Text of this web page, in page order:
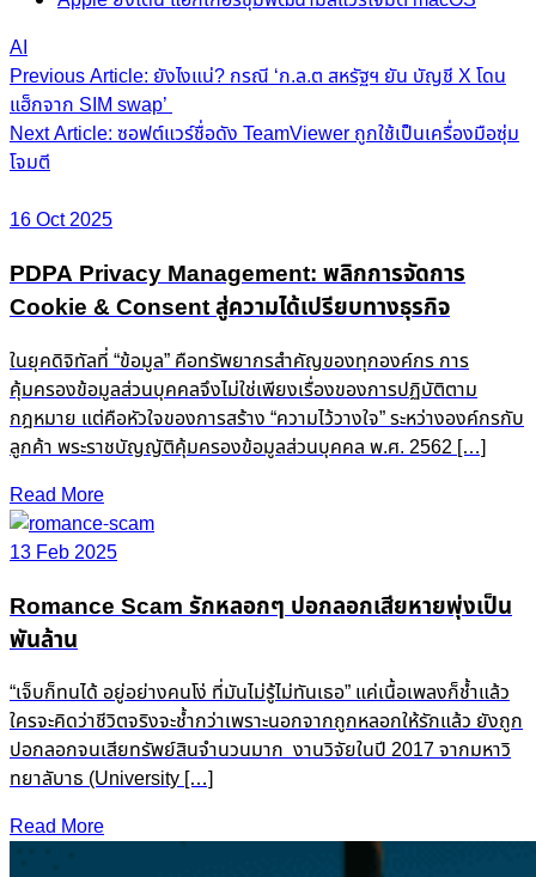
AI
Post
navigation
Previous Article: ยังไงแน่? กรณี ‘ก.ล.ต สหรัฐฯ ยัน บัญชี X โดน
แฮ็กจาก SIM swap’
Next Article: ซอฟต์แวร์ชื่อดัง TeamViewer ถูกใช้เป็นเครื่องมือซุ่ม
โจมตี
16 Oct 2025
PDPA Privacy Management: พลิกการจัดการ
Cookie & Consent สู่ความได้เปรียบทางธุรกิจ
ในยุคดิจิทัลที่ “ข้อมูล” คือทรัพยากรสำคัญของทุกองค์กร การ
คุ้มครองข้อมูลส่วนบุคคลจึงไม่ใช่เพียงเรื่องของการปฏิบัติตาม
กฎหมาย แต่คือหัวใจของการสร้าง “ความไว้วางใจ” ระหว่างองค์กรกับ
ลูกค้า พระราชบัญญัติคุ้มครองข้อมูลส่วนบุคคล พ.ศ. 2562 […]
Read More
13 Feb 2025
Romance Scam รักหลอกๆ ปอกลอกเสียหายพุ่งเป็น
พันล้าน
“เจ็บก็ทนได้ อยู่อย่างคนโง่ ที่มันไม่รู้ไม่ทันเธอ” แค่เนื้อเพลงก็ช้ำแล้ว
ใครจะคิดว่าชีวิตจริงจะช้ำกว่าเพราะนอกจากถูกหลอกให้รักแล้ว ยังถูก
ปอกลอกจนเสียทรัพย์สินจำนวนมาก งานวิจัยในปี 2017 จากมหาวิ
ทยาลับาธ (University […]
Read More